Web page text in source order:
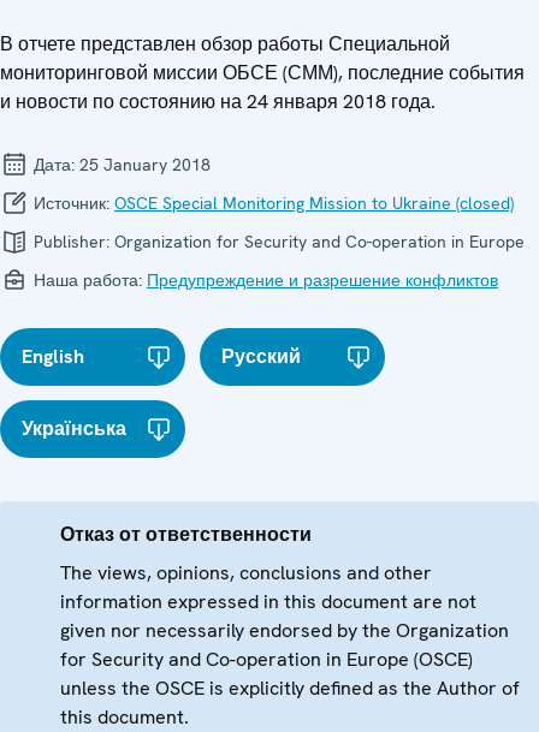
В отчете представлен обзор работы Специальной
мониторинговой миссии ОБСЕ (СММ), последние события
и новости по состоянию на 24 января 2018 года.
Дата: 25 January 2018
Источник: OSCE Special Monitoring Mission to Ukraine (closed)
Publisher: Organization for Security and Co-operation in Europe
Наша работа: Предупреждение и разрешение конфликтов
English Русский
Українська
Отказ от ответственности
The views, opinions, conclusions and other
information expressed in this document are not
given nor necessarily endorsed by the Organization
for Security and Co-operation in Europe (OSCE)
unless the OSCE is explicitly defined as the Author of
this document.